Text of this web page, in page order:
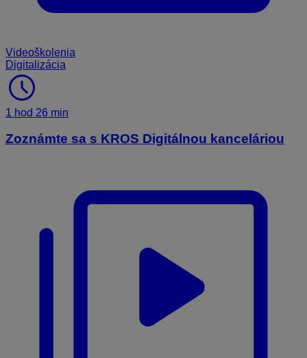
Videoškolenia
Digitalizácia
schedule
1 hod 26 min
Zoznámte sa s KROS Digitálnou kanceláriou